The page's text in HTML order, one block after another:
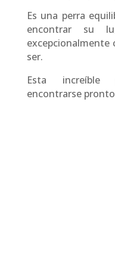
Es una perra
encontrar su
excepcionalmente
ser.
Esta increíble
encontrarse